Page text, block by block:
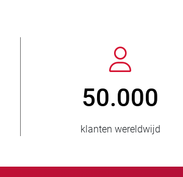
150
landen bevoorraad